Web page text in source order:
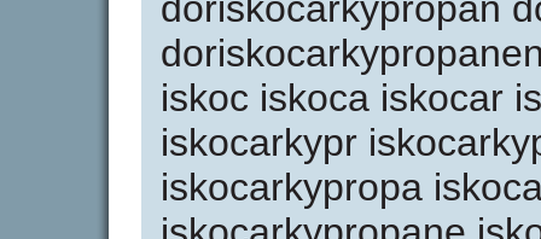
iskoc iskoca iskocar
iskocarkypr
iskocarkypropa